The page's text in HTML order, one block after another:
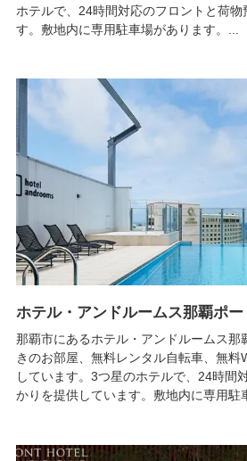
ホテルで、24時間対応のフロントと荷物
す。敷地内に専用駐車場があります。...
ホテル・アンドルームス那覇ポー
那覇市にあるホテル・アンドルームス那
きのお部屋、無料レンタル自転車、無料
しています。3つ星のホテルで、24時間
かりを提供しています。敷地内に専用駐